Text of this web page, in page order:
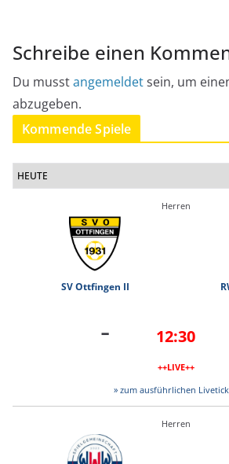
Schreibe einen
Du musstangemeldetsein, um
abzugeben.
Kommende Spiele
HEUTE
Herren
SV Ottfingen II
- 12:30
++LIVE++
» zum ausführlichen
Herren